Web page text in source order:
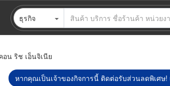
ธุรกิจ
อน ริช เอ็นจิเนีย
หากคุณเป็นเจ้าของกิจการนี้ ติดต่อรับส่วนลดพิเศษ!